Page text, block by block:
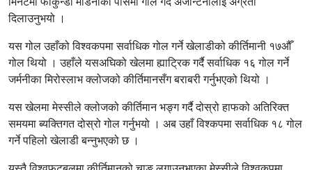
दिलाउनुभयो ।
यस गोल उहाँको विश्वकपमा सर्वाधिक गोल गर्ने खेलाडीको कीर्तिमानी १७औँ
गोल थियो । उहाँले यसअघिको खेलमा ह्याट्रिक गर्दै सर्वाधिक १६ गोल गर्ने
जर्मनीका मिरोस्लाभ क्लोजको कीर्तिमानसँग बराबरी गर्नुभएको थियो ।
यस खेलमा मेस्सीले क्लोजको कीर्तिमान भङ्ग गर्दै दोस्रो हाफको अतिरिक्त
समयमा ब्यक्तिगत दोस्रो गोल गर्नुभयो । अब उहाँ विश्कपमा सर्वाधिक १८ गोल
गर्ने पहिलो खेलाडी बन्नुभएको छ ।